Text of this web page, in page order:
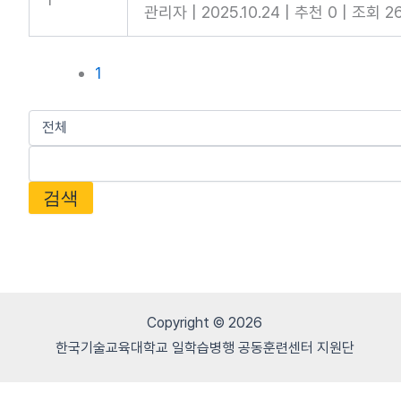
관리자
2025.10.24 추천 0 조회
1
검색
Copyright © 2026
한국기술교육대학교 일학습병행 공동훈련센터 지원단